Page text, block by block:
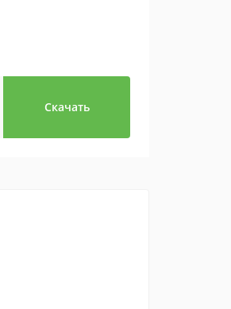
Скачать